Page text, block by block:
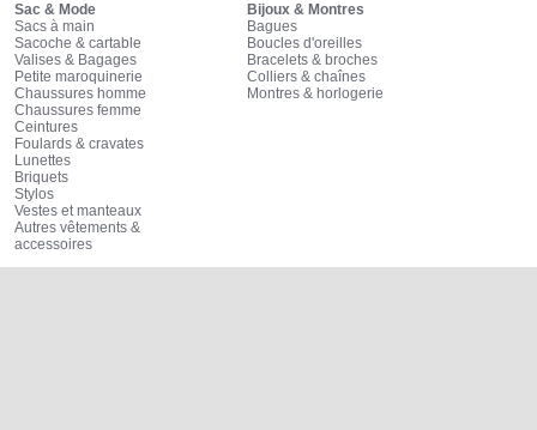
Sac & Mode
Sacs à main
Sacoche & cartable
Valises & Bagages
Petite maroquinerie
Chaussures homme
Chaussures femme
Ceintures
Foulards & cravates
Lunettes
Briquets
Stylos
Vestes et manteaux
Autres vêtements &
accessoires
Bijoux & Montres
Bagues
Boucles d'oreilles
Bracelets & broches
Colliers & chaînes
Montres & horlogerie